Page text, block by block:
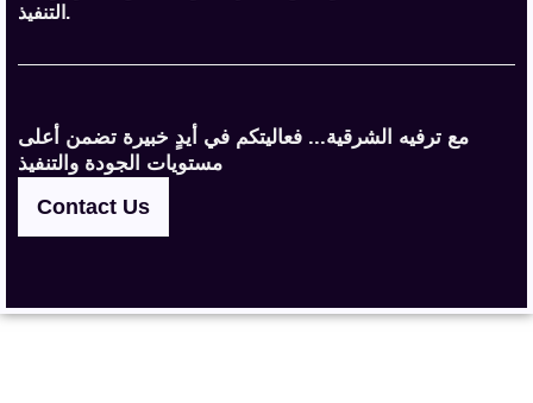
التنفيذ.
مع ترفيه الشرقية... فعاليتكم في أيدٍ خبيرة تضمن أعلى
مستويات الجودة والتنفيذ
Contact Us